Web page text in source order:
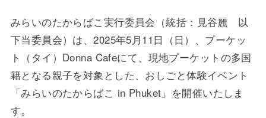
みらいのたからばこ実行委員会（統括：見谷麗 以
下当委員会）は、2025年5月11日（日）、プーケッ
ト（タイ）Donna Cafeにて、現地プーケットの多国
籍となる親子を対象とした、おしごと体験イベント
「みらいのたからばこ in Phuket」を開催いたしま
す。